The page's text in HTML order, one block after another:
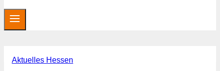
Aktuelles Hessen